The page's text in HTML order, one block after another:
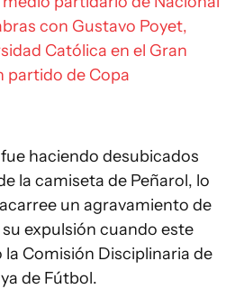
con Gustavo Poyet,
Católica en el Gran
partido de Copa
haciendo desubicados
la camiseta de Peñarol, lo
un agravamiento de
expulsión cuando este
la Comisión Disciplinaria de
de Fútbol.